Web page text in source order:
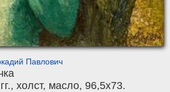
Павлович
холст, масло, 96,5x73.